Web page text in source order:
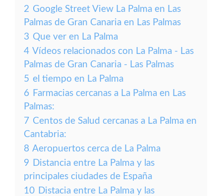
2 Google Street View La Palma en Las
Palmas de Gran Canaria en Las Palmas
3 Que ver en La Palma
4 Vídeos relacionados con La Palma - Las
Palmas de Gran Canaria - Las Palmas
5 el tiempo en La Palma
6 Farmacias cercanas a La Palma en Las
Palmas:
7 Centos de Salud cercanas a La Palma en
Cantabria:
8 Aeropuertos cerca de La Palma
9 Distancia entre La Palma y las
principales ciudades de España
10 Distacia entre La Palma y las